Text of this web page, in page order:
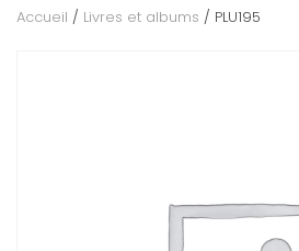
Accueil / Livres et albums / PLU195